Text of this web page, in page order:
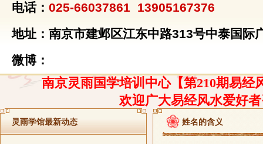
电话： 025-66037861 13905167376
地址：南京市建邺区江东中路313号中泰国际
微博：
南京灵雨国学培训中心【第210期易经
欢迎广大易经风水爱好
灵雨学馆最新动态 姓名的含义